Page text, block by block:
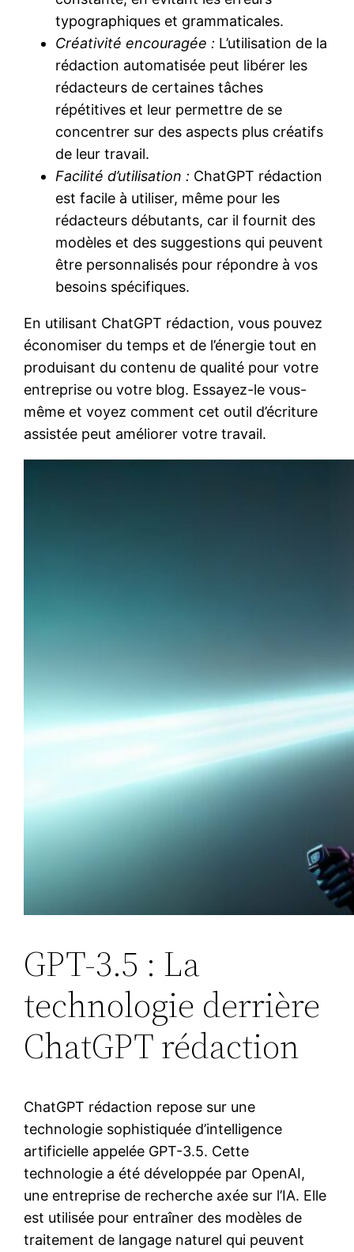
typographiques et grammaticales.
Créativité encouragée : L’utilisation de la
rédaction automatisée peut libérer les
rédacteurs de certaines tâches
répétitives et leur permettre de se
concentrer sur des aspects plus créatifs
de leur travail.
Facilité d’utilisation : ChatGPT rédaction
est facile à utiliser, même pour les
rédacteurs débutants, car il fournit des
modèles et des suggestions qui peuvent
être personnalisés pour répondre à vos
besoins spécifiques.
En utilisant ChatGPT rédaction, vous pouvez
économiser du temps et de l’énergie tout en
produisant du contenu de qualité pour votre
entreprise ou votre blog. Essayez-le vous-
même et voyez comment cet outil d’écriture
assistée peut améliorer votre travail.
GPT-3.5 : La
technologie derrière
ChatGPT rédaction
ChatGPT rédaction repose sur une
technologie sophistiquée d’intelligence
artificielle appelée GPT-3.5. Cette
technologie a été développée par OpenAI,
une entreprise de recherche axée sur l’IA. Elle
est utilisée pour entraîner des modèles de
traitement de langage naturel qui peuvent